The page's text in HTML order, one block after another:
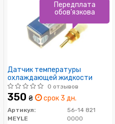
Датчик температуры
охлаждающей жидкости
0 отзывов
350 ₴ срок 3 дн.
Артикул:
56-14 821
0000
MEYLE
Передплата
обов'язкова